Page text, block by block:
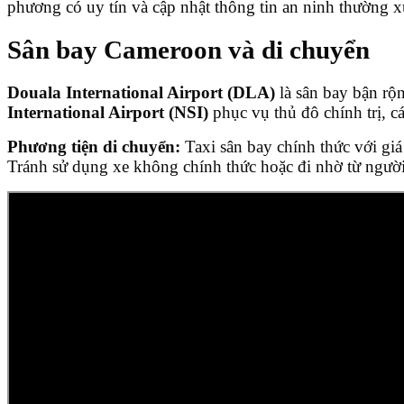
phương có uy tín và cập nhật thông tin an ninh thường
Sân bay Cameroon và di chuyển
Douala International Airport (DLA) là sân bay bận
International Airport (NSI) phục vụ thủ đô chính trị,
Phương tiện di chuyển: Taxi sân bay chính thức với
Tránh sử dụng xe không chính thức hoặc đi nhờ từ